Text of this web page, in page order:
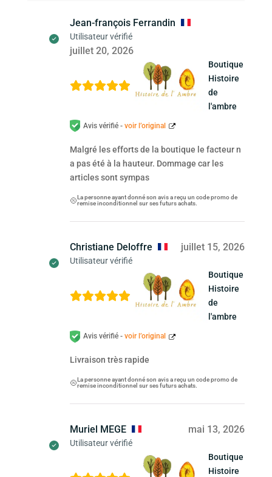
Jean-françois Ferrandin
Utilisateur vérifié
juillet 20, 2026
Boutique
Histoire
de
l'ambre
Avis vérifié - voir l’original
Malgré les efforts de la boutique le facteur n
a pas été à la hauteur. Dommage car les
articles sont sympas
La personne ayant donné son avis a reçu un code promo de
remise inconditionnel sur ses futurs achats.
Christiane Deloffre
Utilisateur vérifié
juillet 15, 2026
Boutique
Histoire
de
l'ambre
Avis vérifié - voir l’original
Livraison très rapide
La personne ayant donné son avis a reçu un code promo de
remise inconditionnel sur ses futurs achats.
Muriel MEGE
Utilisateur vérifié
mai 13, 2026
Boutique
Histoire